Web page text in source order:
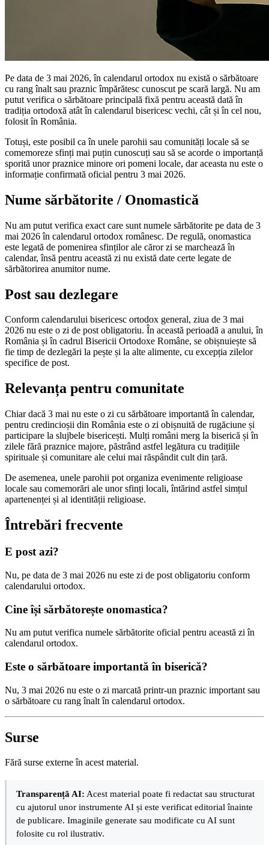
Pe data de 3 mai 2026, în calendarul ortodox nu există o sărbătoare
cu rang înalt sau praznic împărătesc cunoscut pe scară largă. Nu am
putut verifica o sărbătoare principală fixă pentru această dată în
tradiția ortodoxă atât în calendarul bisericesc vechi, cât și în cel nou,
folosit în România.
Totuși, este posibil ca în unele parohii sau comunități locale să se
comemoreze sfinți mai puțin cunoscuți sau să se acorde o importanță
sporită unor praznice minore ori pomeni locale, dar aceasta nu este o
informație confirmată oficial pentru 3 mai 2026.
Nume sărbătorite / Onomastică
Nu am putut verifica exact care sunt numele sărbătorite pe data de 3
mai 2026 în calendarul ortodox românesc. De regulă, onomastica
este legată de pomenirea sfinților ale căror zi se marchează în
calendar, însă pentru această zi nu există date certe legate de
sărbătorirea anumitor nume.
Post sau dezlegare
Conform calendarului bisericesc ortodox general, ziua de 3 mai
2026 nu este o zi de post obligatoriu. În această perioadă a anului, în
România și în cadrul Bisericii Ortodoxe Române, se obișnuiește să
fie timp de dezlegări la pește și la alte alimente, cu excepția zilelor
specifice de post.
Relevanța pentru comunitate
Chiar dacă 3 mai nu este o zi cu sărbătoare importantă în calendar,
pentru credincioșii din România este o zi obișnuită de rugăciune și
participare la slujbele bisericești. Mulți români merg la biserică și în
zilele fără praznice majore, păstrând astfel legătura cu tradițiile
spirituale și comunitare ale celui mai răspândit cult din țară.
De asemenea, unele parohii pot organiza evenimente religioase
locale sau comemorări ale unor sfinți locali, întărind astfel simțul
apartenenței și al identității religioase.
Întrebări frecvente
E post azi?
Nu, pe data de 3 mai 2026 nu este zi de post obligatoriu conform
calendarului ortodox.
Cine își sărbătorește onomastica?
Nu am putut verifica numele sărbătorite oficial pentru această zi în
calendarul ortodox.
Este o sărbătoare importantă în biserică?
Nu, 3 mai 2026 nu este o zi marcată printr-un praznic important sau
o sărbătoare cu rang înalt în calendarul ortodox.
Surse
Fără surse externe în acest material.
Transparență AI: Acest material poate fi redactat sau structurat
cu ajutorul unor instrumente AI și este verificat editorial înainte
de publicare. Imaginile generate sau modificate cu AI sunt
folosite cu rol ilustrativ.